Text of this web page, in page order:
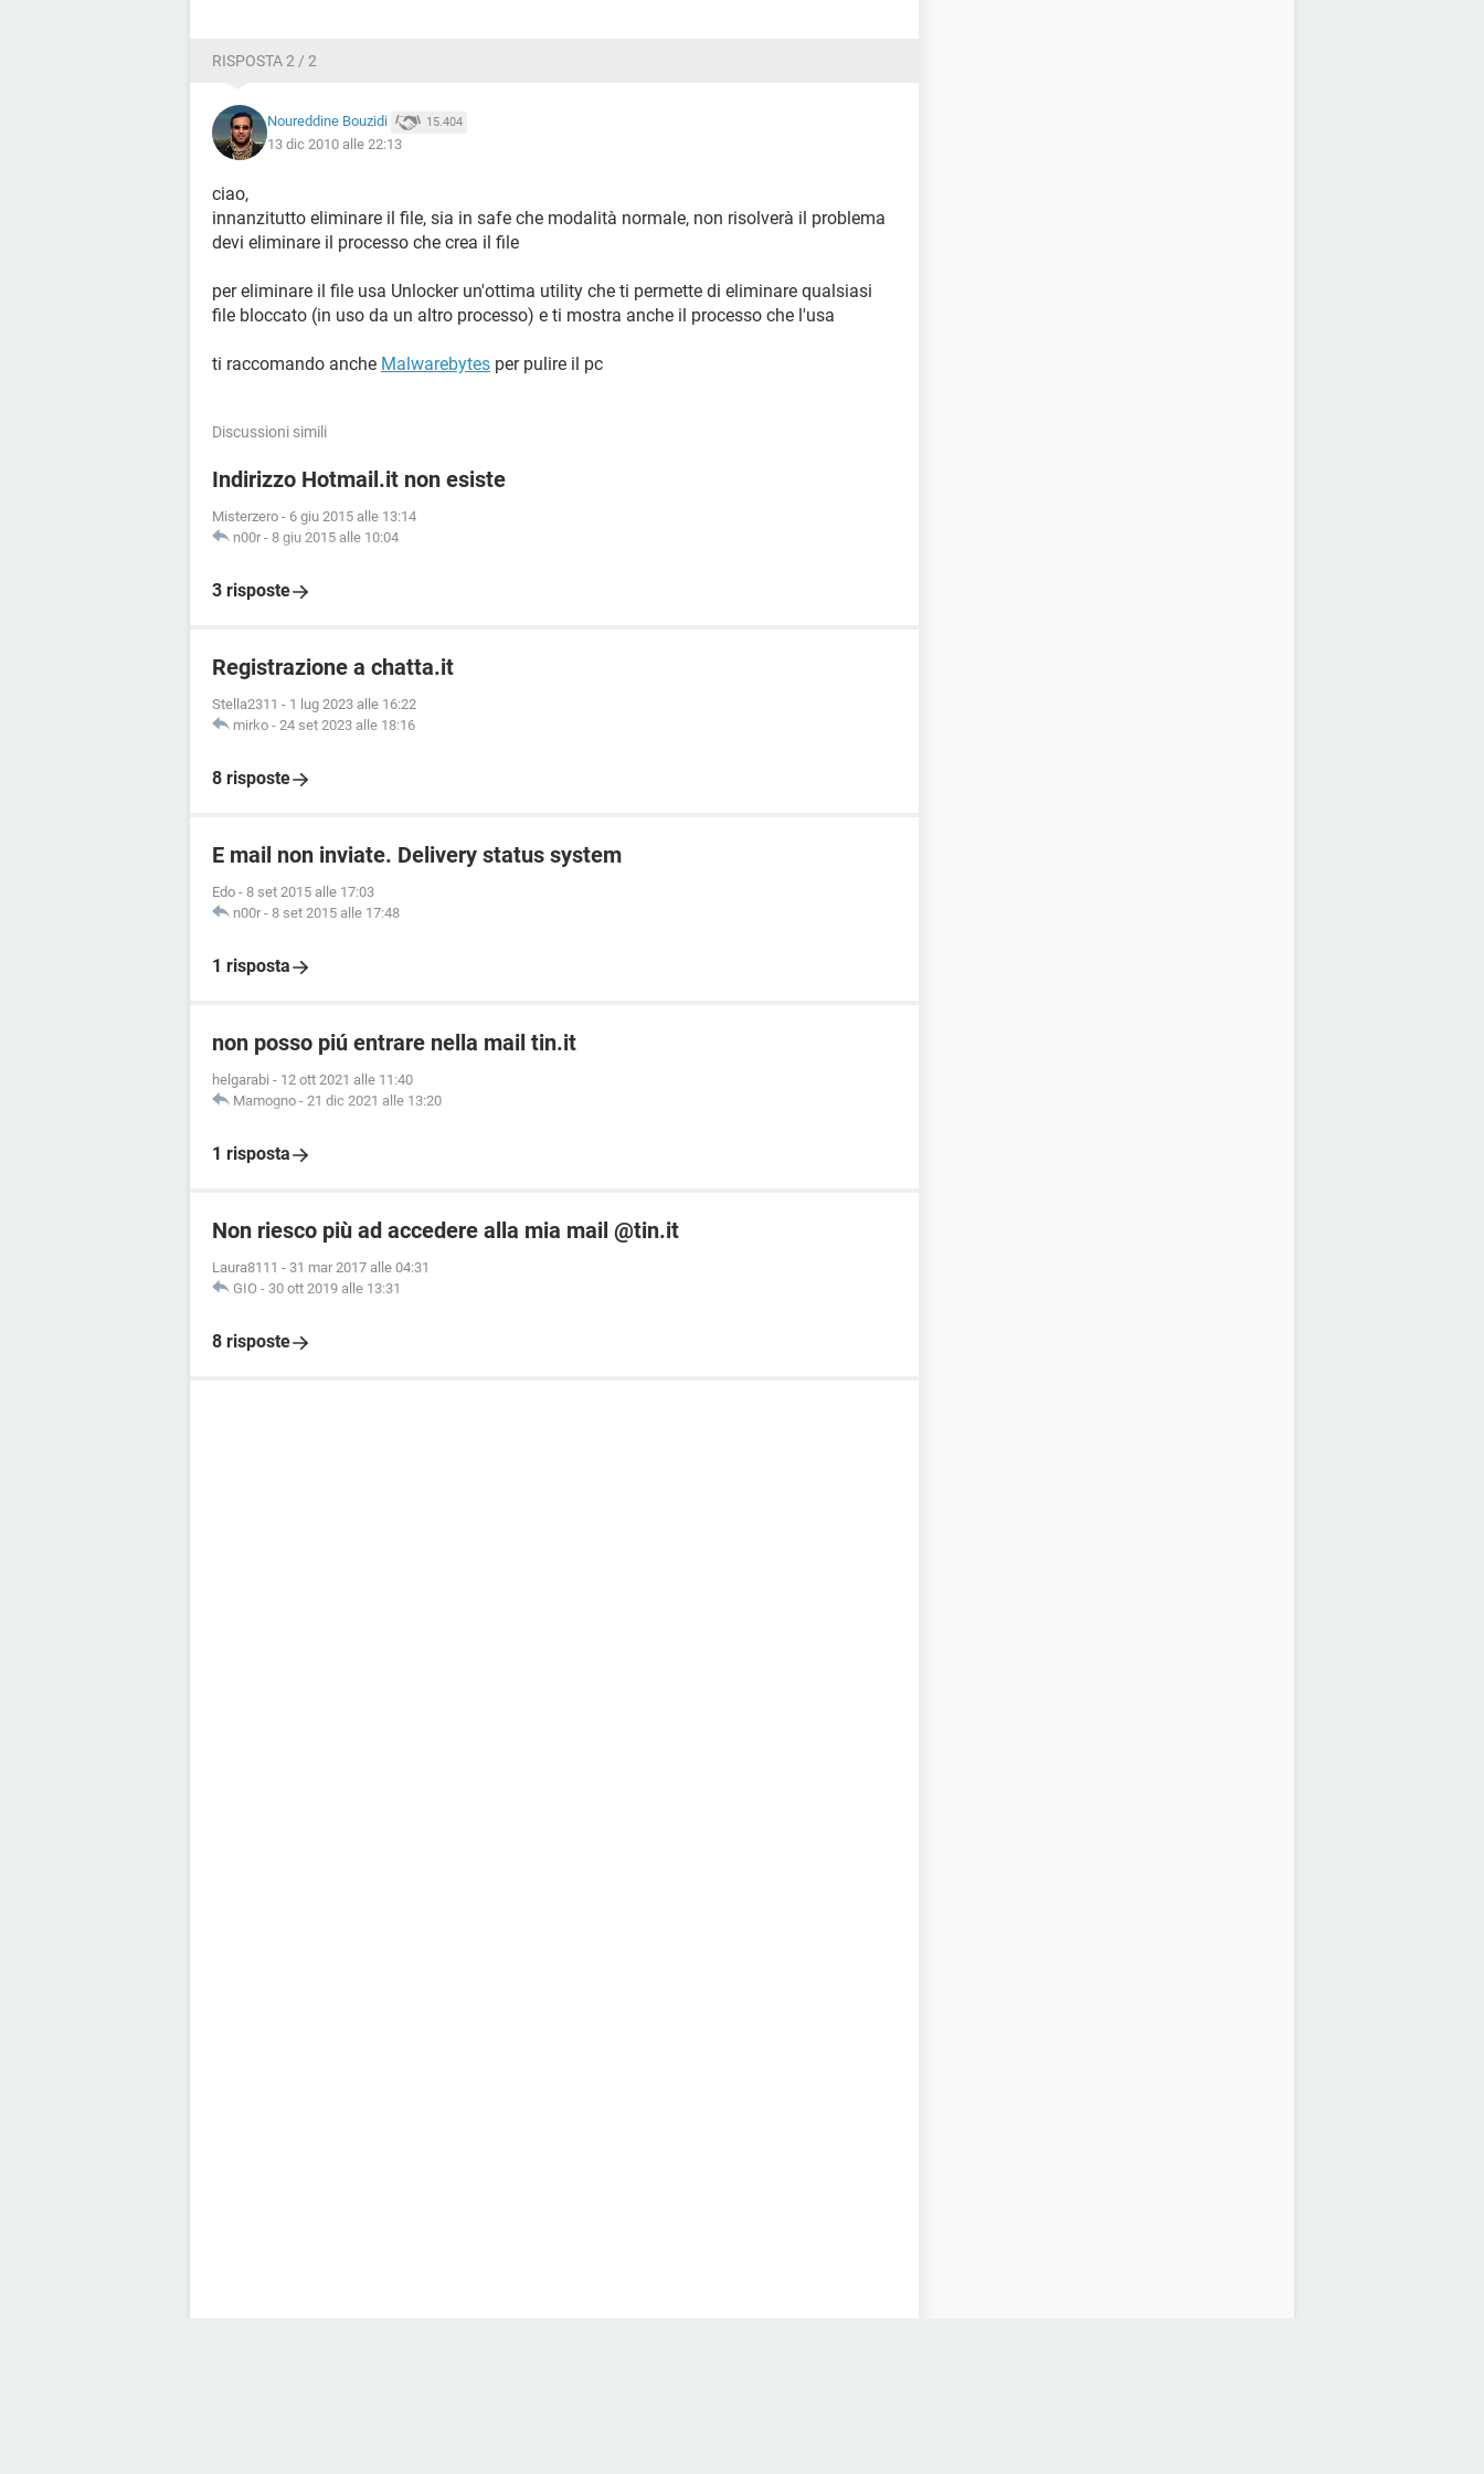
RISPOSTA 2 / 2
Noureddine Bouzidi 15.404
13 dic 2010 alle 22:13
ciao,
innanzitutto eliminare il file, sia in safe che modalità normale, non risolverà il problema
devi eliminare il processo che crea il file
per eliminare il file usa Unlocker un'ottima utility che ti permette di eliminare qualsiasi
file bloccato (in uso da un altro processo) e ti mostra anche il processo che l'usa
ti raccomando anche Malwarebytes per pulire il pc
Discussioni simili
Indirizzo Hotmail.it non esiste
Misterzero - 6 giu 2015 alle 13:14
n00r - 8 giu 2015 alle 10:04
3 risposte
Registrazione a chatta.it
Stella2311 - 1 lug 2023 alle 16:22
mirko - 24 set 2023 alle 18:16
8 risposte
E mail non inviate. Delivery status system
Edo - 8 set 2015 alle 17:03
n00r - 8 set 2015 alle 17:48
1 risposta
non posso piú entrare nella mail tin.it
helgarabi - 12 ott 2021 alle 11:40
Mamogno - 21 dic 2021 alle 13:20
1 risposta
Non riesco più ad accedere alla mia mail @tin.it
Laura8111 - 31 mar 2017 alle 04:31
GIO - 30 ott 2019 alle 13:31
8 risposte